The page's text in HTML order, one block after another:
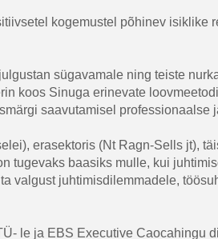
kogemustel põhinev isiklike
sügavamale ning teiste
koos Sinuga erinevate
saavutamisel professionaalse
erasektoris (Nt Ragn-Sells jt),
tugevaks baasiks mulle, kui
valgust juhtimisdilemmadele,
le ja EBS Executive Caocahingu